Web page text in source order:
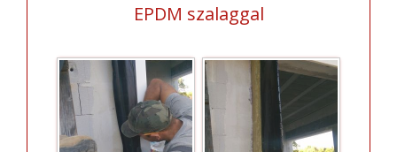
EPDM szalaggal